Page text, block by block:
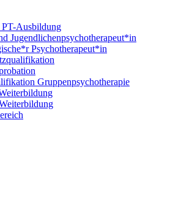
Ausbildung
Jugendlichenpsychotherapeut*in
Psychotherapeut*in
Gruppenpsychotherapie